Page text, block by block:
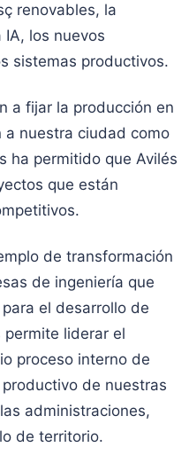
renovables, la
los nuevos
sistemas productivos.
a fijar la producción en
a nuestra ciudad como
ha permitido que Avilés
que están
de transformación
de ingeniería que
el desarrollo de
permite liderar el
proceso interno de
de nuestras
administraciones,
de territorio.